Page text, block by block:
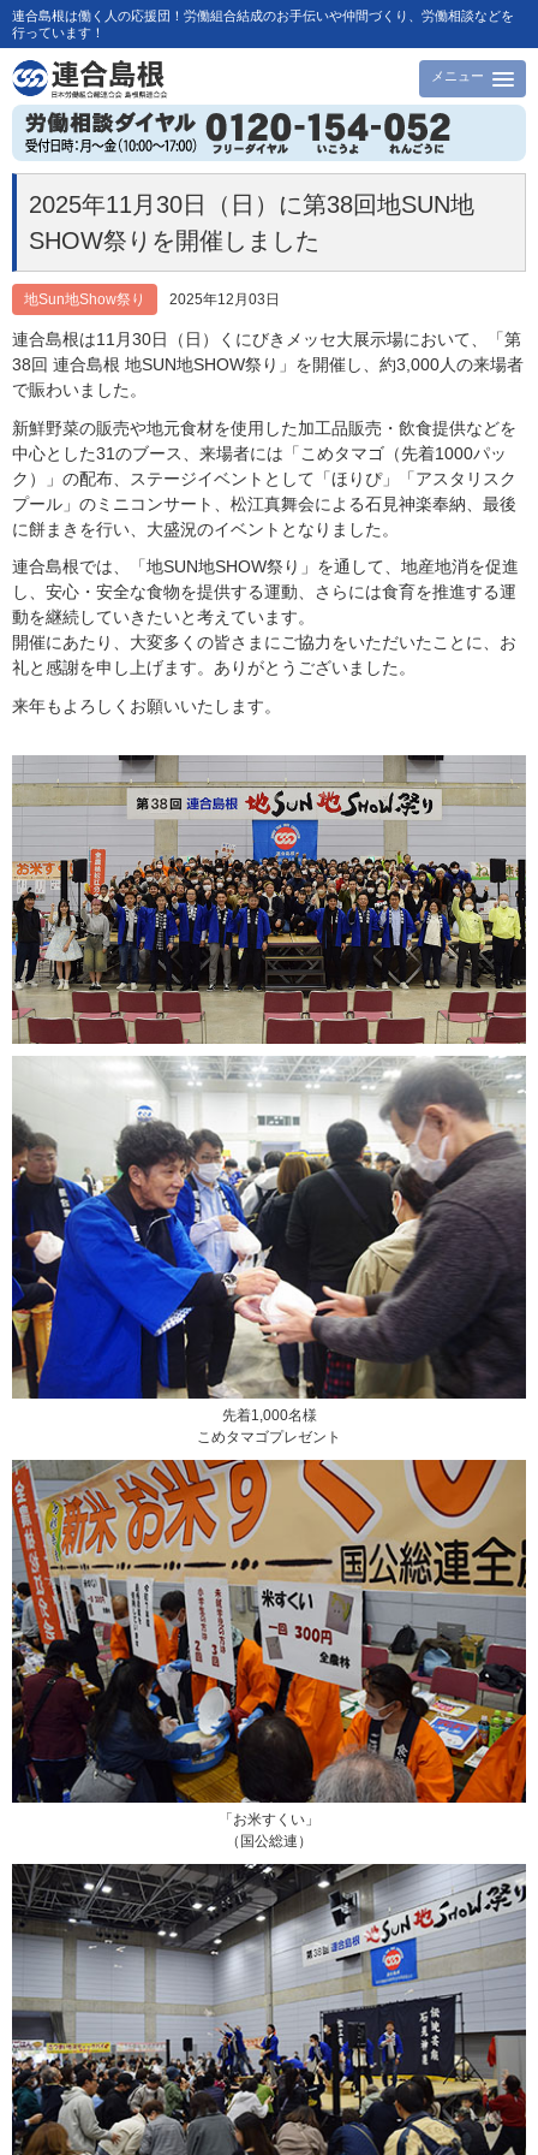
連合島根は働く人の応援団！労働組合結成のお手伝いや仲間づくり、労働相談などを
行っています！
メニュー
2025年11月30日（日）に第38回地SUN地
SHOW祭りを開催しました
地Sun地Show祭り 2025年12月03日
連合島根は11月30日（日）くにびきメッセ大展示場において、「第
38回 連合島根 地SUN地SHOW祭り」を開催し、約3,000人の来場者
で賑わいました。
新鮮野菜の販売や地元食材を使用した加工品販売・飲食提供などを
中心とした31のブース、来場者には「こめタマゴ（先着1000パッ
ク）」の配布、ステージイベントとして「ほりぴ」「アスタリスク
プール」のミニコンサート、松江真舞会による石見神楽奉納、最後
に餅まきを行い、大盛況のイベントとなりました。
連合島根では、「地SUN地SHOW祭り」を通して、地産地消を促進
し、安心・安全な食物を提供する運動、さらには食育を推進する運
動を継続していきたいと考えています。
開催にあたり、大変多くの皆さまにご協力をいただいたことに、お
礼と感謝を申し上げます。ありがとうございました。
来年もよろしくお願いいたします。
先着1,000名様
こめタマゴプレゼント
「お米すくい」
（国公総連）